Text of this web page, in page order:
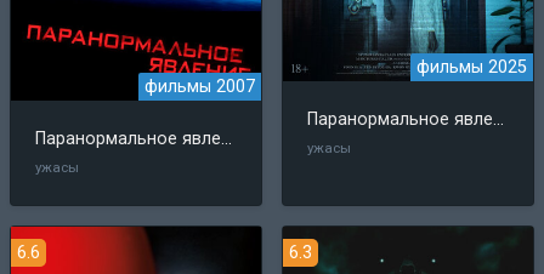
фильмы 2007
Паранормальное явление
ужасы
фильмы 2025
Паранормальное явление. Сеул
ужасы
6.6 6.3